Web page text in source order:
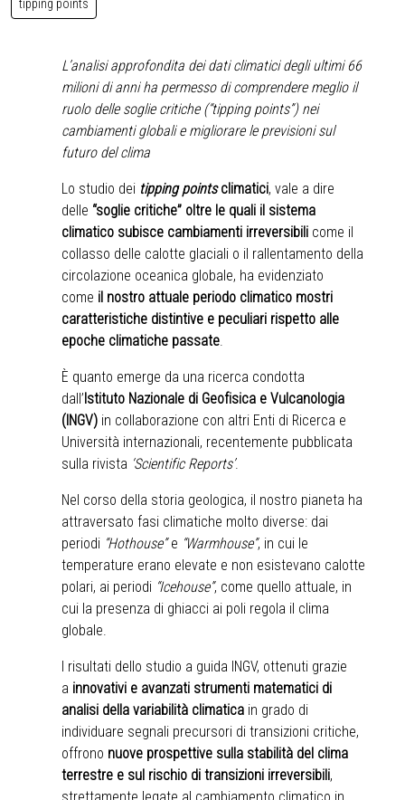
tipping points
L’analisi approfondita dei dati climatici degli ultimi 66
milioni di anni ha permesso di comprendere meglio il
ruolo delle soglie critiche (“tipping points”) nei
cambiamenti globali e migliorare le previsioni sul
futuro del clima
Lo studio dei tipping pointsclimatici, vale a dire
delle “soglie critiche” oltre le quali il sistema
climatico subisce cambiamenti irreversibili come il
collasso delle calotte glaciali o il rallentamento della
circolazione oceanica globale, ha evidenziato
come il nostro attuale periodo climatico mostri
caratteristiche distintive e peculiari rispetto alle
epoche climatiche passate
È quanto emerge da una ricerca condotta
dall’Istituto Nazionale di Geofisica e Vulcanologia
(INGV) in collaborazione con altri Enti di Ricerca e
Università internazionali, recentemente pubblicata
sulla rivista ‘Scientific Reports’.
Nel corso della storia geologica, il nostro pianeta ha
attraversato fasi climatiche molto diverse: dai
periodi “Hothouse”e “Warmhouse”, in cui le
temperature erano elevate e non esistevano calotte
polari, ai periodi “Icehouse”, come quello attuale, in
cui la presenza di ghiacci ai poli regola il clima
globale.
I risultati dello studio a guida INGV, ottenuti grazie
a innovativi e avanzati strumenti matematici di
analisi della variabilità climatica in grado di
individuare segnali precursori di transizioni critiche,
offrono nuove prospettive sulla stabilità del clima
terrestre e sul rischio di transizioni irreversibili,
strettamente legate al cambiamento climatico in